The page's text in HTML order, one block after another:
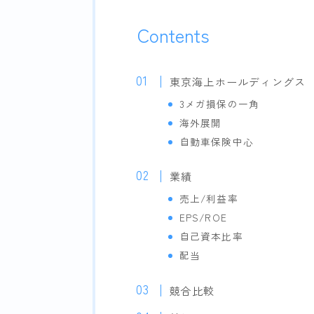
Contents
東京海上ホールディングス
3メガ損保の一角
海外展開
自動車保険中心
業績
売上/利益率
EPS/ROE
自己資本比率
配当
競合比較